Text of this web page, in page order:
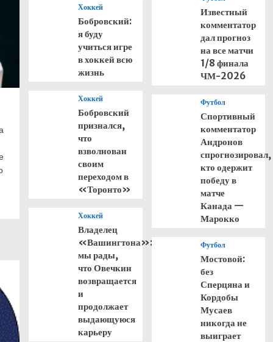
Хоккей
Бобровский:
я буду
учиться игре
в хоккей всю
жизнь
Хоккей
Бобровский
признался,
что
взволнован
своим
переходом в
«Торонто»
Хоккей
Владелец
«Вашингтона»:
мы рады,
что Овечкин
возвращается
и
продолжает
выдающуюся
карьеру
Известный
комментатор
дал прогноз
на все матчи
1/8 финала
ЧМ-2026
Футбол
Спортивный
комментатор
Андронов
спрогнозировал,
кто одержит
победу в
матче
Канада —
Марокко
Футбол
Мостовой:
без
Сперцяна и
Кордобы
Мусаев
никогда не
выиграет